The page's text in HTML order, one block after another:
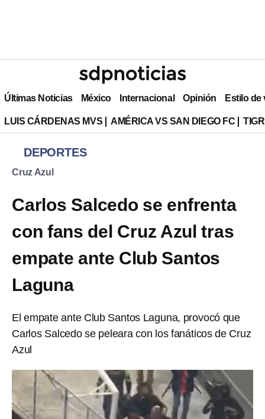
Últimas Noticias México Internacional Opinión Estilo de
LUIS CÁRDENAS MVS AMÉRICA VS SAN DIEGO FC
DEPORTES
Cruz Azul
Carlos Salcedo se enfrenta
con fans del Cruz Azul tras
empate ante Club Santos
Laguna
El empate ante Club Santos Laguna, provocó que
Carlos Salcedo se peleara con los fanáticos de Cruz
Azul